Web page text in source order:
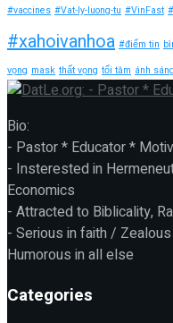
#vaccines #Vat-ly-luong-tu #VinFast
#xahoivanhoa #điểm tin
vọng mask thất vọng tối tăm ánh sáng
Bio:
- Pastor * Educator *
- Insterested in
Economics
- Attracted to Biblicality,
- Serious in faith /
Humorous in all else
Categories